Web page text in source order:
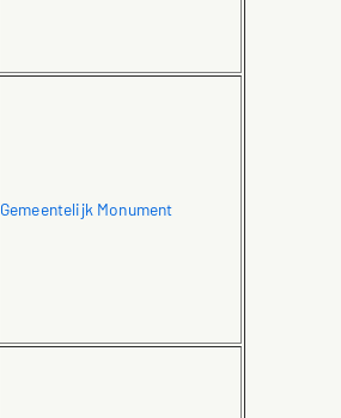
Gemeentelijk Monument